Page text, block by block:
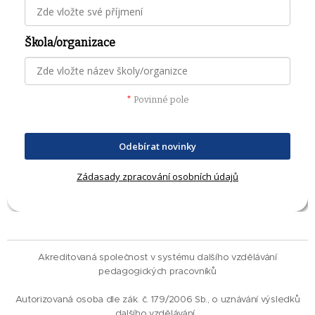
Škola/organizace
* Povinné pole
Odebírat novinky
Zádasady zpracování osobních údajů
Akreditovaná společnost v systému dalšího vzdělávání
pedagogických pracovníků
Autorizovaná osoba dle zák. č. 179/2006 Sb., o uznávání výsledků